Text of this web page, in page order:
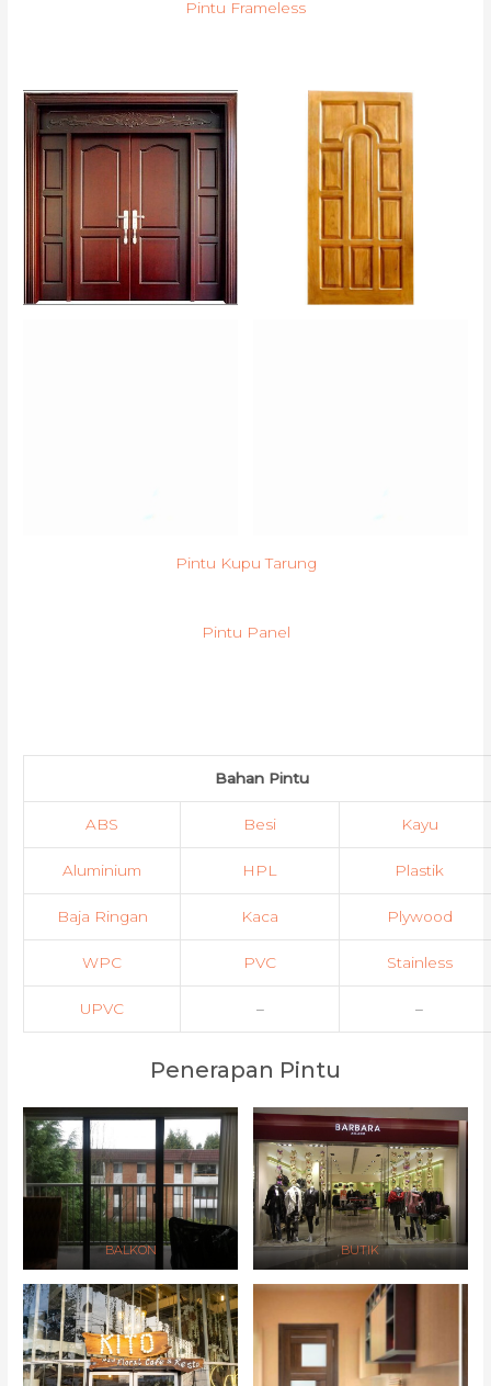
Pintu Frameless
Pintu Kupu Tarung
Pintu Panel
Bahan Pintu
ABS Besi Kayu
Aluminium HPL Plastik
Baja Ringan Kaca Plywood
WPC PVC Stainless
UPVC – –
Penerapan Pintu
BALKON BUTIK